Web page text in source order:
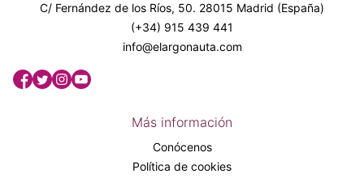
C/ Fernández de los Ríos, 50. 28015 Madrid (España)
(+34) 915 439 441
info@elargonauta.com
Más información
Conócenos
Política de cookies